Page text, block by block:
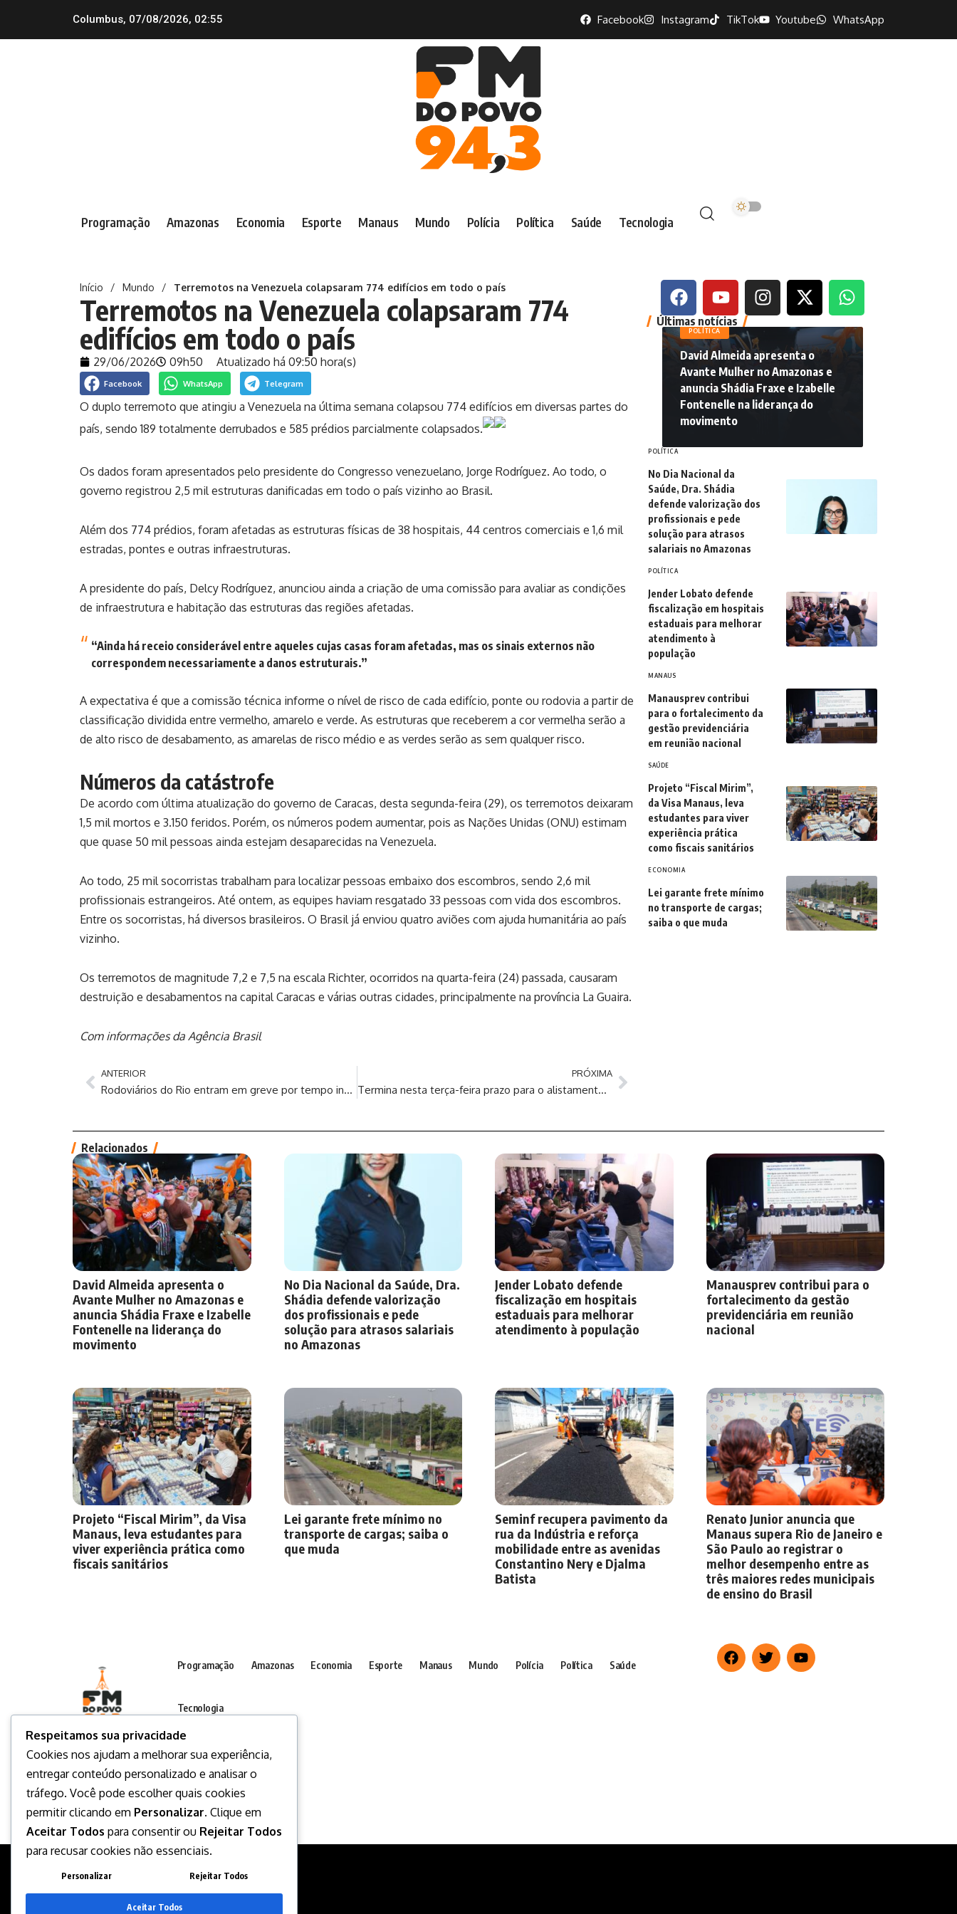
Columbus, 07/08/2026, 02:55 Facebook Instagram TikTok Youtube WhatsApp
Programação Amazonas Economia Esporte Manaus Mundo Polícia Política Saúde Tecnologia
Início / Mundo / Terremotos na Venezuela colapsaram 774 edifícios em todo o país
Terremotos na Venezuela colapsaram 774
edifícios em todo o país
29/06/2026 09h50 Atualizado há 09:50 hora(s)
Facebook WhatsApp Telegram
O duplo terremoto que atingiu a Venezuela na última semana colapsou 774 edifícios em diversas partes do
país, sendo 189 totalmente derrubados e 585 prédios parcialmente colapsados.
Os dados foram apresentados pelo presidente do Congresso venezuelano, Jorge Rodríguez. Ao todo, o
governo registrou 2,5 mil estruturas danificadas em todo o país vizinho ao Brasil.
Além dos 774 prédios, foram afetadas as estruturas físicas de 38 hospitais, 44 centros comerciais e 1,6 mil
estradas, pontes e outras infraestruturas.
A presidente do país, Delcy Rodríguez, anunciou ainda a criação de uma comissão para avaliar as condições
de infraestrutura e habitação das estruturas das regiões afetadas.
“Ainda há receio considerável entre aqueles cujas casas foram afetadas, mas os sinais externos não
correspondem necessariamente a danos estruturais.”
A expectativa é que a comissão técnica informe o nível de risco de cada edifício, ponte ou rodovia a partir de
classificação dividida entre vermelho, amarelo e verde. As estruturas que receberem a cor vermelha serão a
de alto risco de desabamento, as amarelas de risco médio e as verdes serão as sem qualquer risco.
Números da catástrofe
De acordo com última atualização do governo de Caracas, desta segunda-feira (29), os terremotos deixaram
1,5 mil mortos e 3.150 feridos. Porém, os números podem aumentar, pois as Nações Unidas (ONU) estimam
que quase 50 mil pessoas ainda estejam desaparecidas na Venezuela.
Ao todo, 25 mil socorristas trabalham para localizar pessoas embaixo dos escombros, sendo 2,6 mil
profissionais estrangeiros. Até ontem, as equipes haviam resgatado 33 pessoas com vida dos escombros.
Entre os socorristas, há diversos brasileiros. O Brasil já enviou quatro aviões com ajuda humanitária ao país
vizinho.
Os terremotos de magnitude 7,2 e 7,5 na escala Richter, ocorridos na quarta-feira (24) passada, causaram
destruição e desabamentos na capital Caracas e várias outras cidades, principalmente na província La Guaira.
Com informações da Agência Brasil
ANTERIOR
Rodoviários do Rio entram em greve por tempo indeterminado
PRÓXIMA
Termina nesta terça-feira prazo para o alistamento militar
Últimas notícias
POLÍTICA
David Almeida apresenta o
Avante Mulher no Amazonas e
anuncia Shádia Fraxe e Izabelle
Fontenelle na liderança do
movimento
POLÍTICA
No Dia Nacional da
Saúde, Dra. Shádia
defende valorização dos
profissionais e pede
solução para atrasos
salariais no Amazonas
POLÍTICA
Jender Lobato defende
fiscalização em hospitais
estaduais para melhorar
atendimento à
população
MANAUS
Manausprev contribui
para o fortalecimento da
gestão previdenciária
em reunião nacional
SAÚDE
Projeto “Fiscal Mirim”,
da Visa Manaus, leva
estudantes para viver
experiência prática
como fiscais sanitários
ECONOMIA
Lei garante frete mínimo
no transporte de cargas;
saiba o que muda
Relacionados
David Almeida apresenta o
Avante Mulher no Amazonas e
anuncia Shádia Fraxe e Izabelle
Fontenelle na liderança do
movimento
No Dia Nacional da Saúde, Dra.
Shádia defende valorização
dos profissionais e pede
solução para atrasos salariais
no Amazonas
Jender Lobato defende
fiscalização em hospitais
estaduais para melhorar
atendimento à população
Manausprev contribui para o
fortalecimento da gestão
previdenciária em reunião
nacional
Projeto “Fiscal Mirim”, da Visa
Manaus, leva estudantes para
viver experiência prática como
fiscais sanitários
Lei garante frete mínimo no
transporte de cargas; saiba o
que muda
Seminf recupera pavimento da
rua da Indústria e reforça
mobilidade entre as avenidas
Constantino Nery e Djalma
Batista
Renato Junior anuncia que
Manaus supera Rio de Janeiro e
São Paulo ao registrar o
melhor desempenho entre as
três maiores redes municipais
de ensino do Brasil
Programação Amazonas Economia Esporte Manaus Mundo Polícia Política Saúde
Tecnologia
Respeitamos sua privacidade
Cookies nos ajudam a melhorar sua experiência,
entregar conteúdo personalizado e analisar o
tráfego. Você pode escolher quais cookies
permitir clicando em Personalizar. Clique em
Aceitar Todos para consentir ou Rejeitar Todos
para recusar cookies não essenciais.
Personalizar Rejeitar Todos
Aceitar Todos